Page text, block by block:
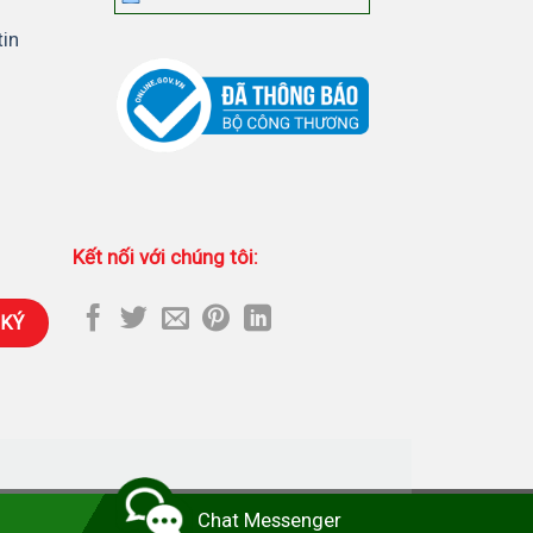
Chat Messenger
Kết nối với chúng tôi:
Camera Imou-Lắp đặt camera tại nhà